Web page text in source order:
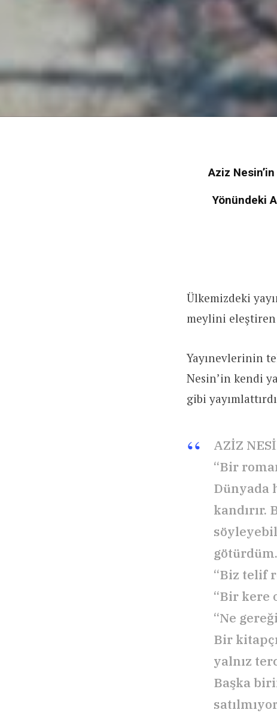
Aziz Nesin’in
Yönündeki
Ülkemizdeki
meylini eleştiren
Yayınevlerinin
Nesin’in kendi
gibi
AZİZ
“Bir
Dünyada
kandırır.
götürdüm.
“Biz telif
“Bir kere
“Ne
Bir
yalnız
Başka